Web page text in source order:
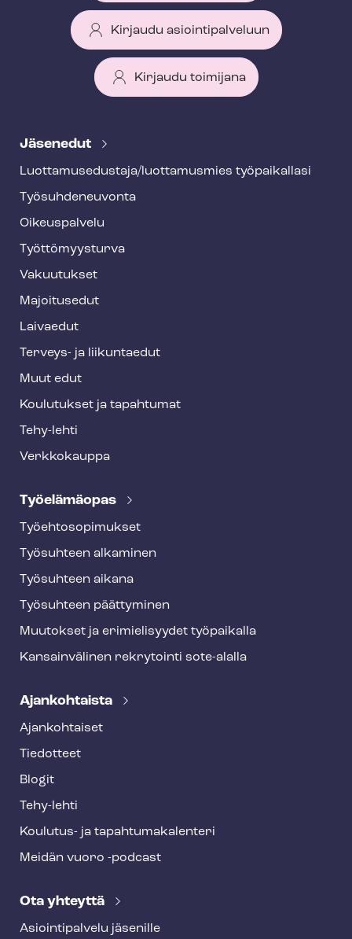
Kirjaudu asiointipalveluun
Kirjaudu toimijana
e
f
o
o
t
e
Jäsenedut
Luot­ta­muse­dus­ta­ja/luottamusmies työpaikallasi
Työ­suh­de­neu­von­ta
Oikeuspalvelu
Työt­tö­myys­tur­va
Vakuutukset
Majoitusedut
Laivaedut
Terveys- ja liikuntaedut
Muut edut
Koulutukset ja tapahtumat
Tehy-lehti
Verkkokauppa
Työelämäopas
Työ­eh­to­so­pi­muk­set
Työsuhteen alkaminen
Työsuhteen aikana
Työsuhteen päättyminen
Muutokset ja erimielisyydet työpaikalla
Kansainvälinen rekrytointi sote-alalla
Ajankohtaista
Ajankohtaiset
Tiedotteet
Blogit
Tehy-lehti
Koulutus- ja ta­pah­tu­ma­ka­len­te­ri
Meidän vuoro -podcast
Ota yhteyttä
Asioin­ti­pal­ve­lu jäsenille